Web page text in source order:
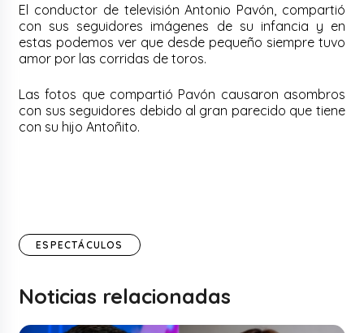
El conductor de televisión Antonio Pavón, compartió
con sus seguidores imágenes de su infancia y en
estas podemos ver que desde pequeño siempre tuvo
amor por las corridas de toros.
Las fotos que compartió Pavón causaron asombros
con sus seguidores debido al gran parecido que tiene
con su hijo Antoñito.
ESPECTÁCULOS
Noticias relacionadas